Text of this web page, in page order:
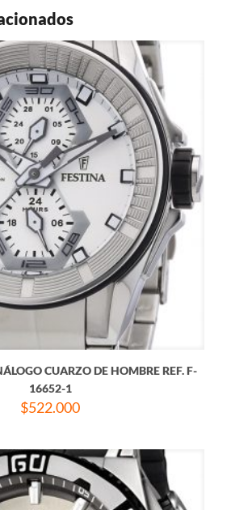
CUARZO DE HOMBRE REF. F-
16652-1
$522.000